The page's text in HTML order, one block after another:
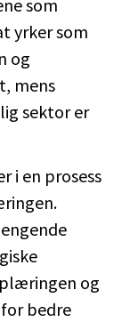
som
yrker som
og
mens
sektor er
i en prosess
og
bedre